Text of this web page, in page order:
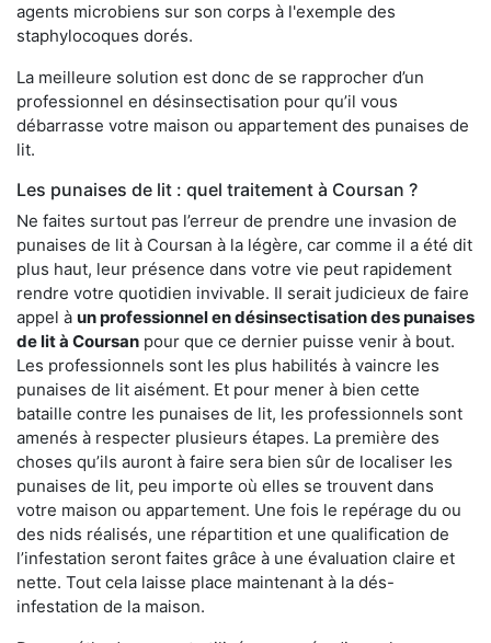
agents microbiens sur son corps à l'exemple des
staphylocoques dorés.
La meilleure solution est donc de se rapprocher d’un
professionnel en désinsectisation pour qu’il vous
débarrasse votre maison ou appartement des punaises de
lit.
Les punaises de lit : quel traitement à Coursan ?
Ne faites surtout pas l’erreur de prendre une invasion de
punaises de lit à Coursan à la légère, car comme il a été dit
plus haut, leur présence dans votre vie peut rapidement
rendre votre quotidien invivable. Il serait judicieux de faire
appel à un professionnel en désinsectisation des punaises
de lit à Coursan pour que ce dernier puisse venir à bout.
Les professionnels sont les plus habilités à vaincre les
punaises de lit aisément. Et pour mener à bien cette
bataille contre les punaises de lit, les professionnels sont
amenés à respecter plusieurs étapes. La première des
choses qu’ils auront à faire sera bien sûr de localiser les
punaises de lit, peu importe où elles se trouvent dans
votre maison ou appartement. Une fois le repérage du ou
des nids réalisés, une répartition et une qualification de
l’infestation seront faites grâce à une évaluation claire et
nette. Tout cela laisse place maintenant à la dés-
infestation de la maison.